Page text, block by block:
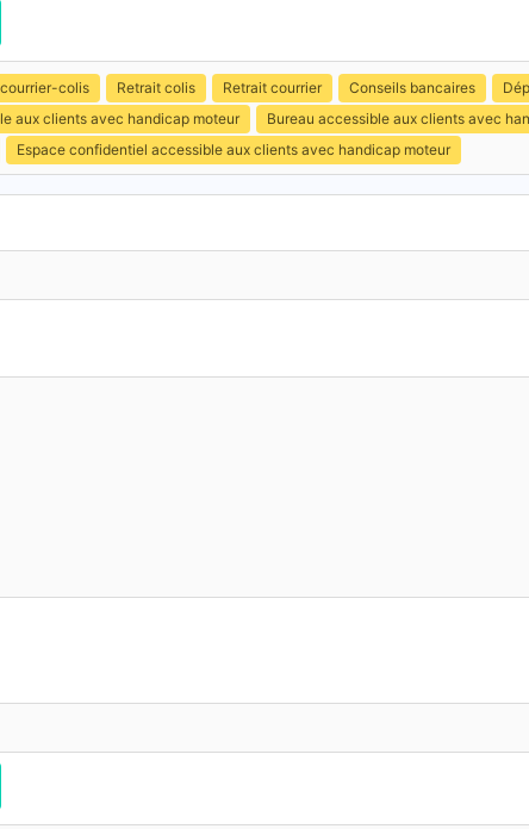
colis Retrait colis Retrait courrier Conseils bancaires
aux clients avec handicap moteur
Bureau accessible aux clients avec
Espace confidentiel accessible aux clients avec handicap moteur